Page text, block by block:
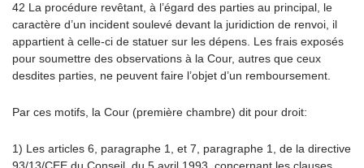
42 La procédure revêtant, à l’égard des parties au principal, le
caractère d’un incident soulevé devant la juridiction de renvoi, il
appartient à celle-ci de statuer sur les dépens. Les frais exposés
pour soumettre des observations à la Cour, autres que ceux
desdites parties, ne peuvent faire l’objet d’un remboursement.
Par ces motifs, la Cour (première chambre) dit pour droit:
1) Les articles 6, paragraphe 1, et 7, paragraphe 1, de la directive